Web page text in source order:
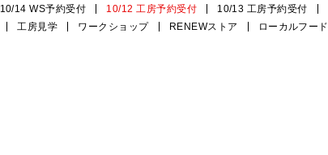
10/14 WS予約受付 10/12 工房予約受付
10/13 工房予約受付
工房見学 ワークショップ RENEWストア
ローカルフード